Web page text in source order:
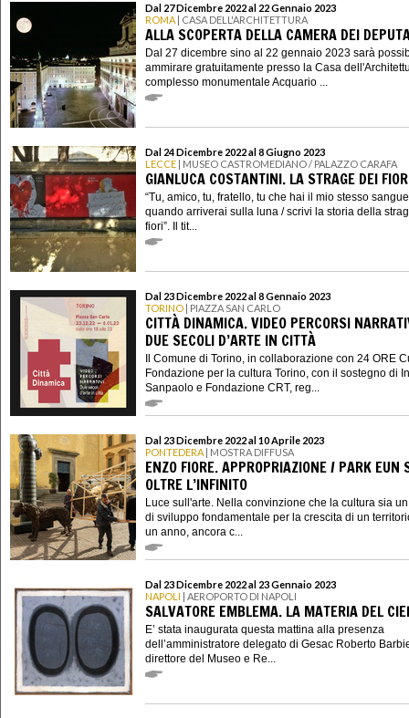
Dal 27 Dicembre 2022 al 22 Gennaio 2023
ROMA | CASA DELL'ARCHITETTURA
ALLA SCOPERTA DELLA CAMERA DEI
Dal 27 dicembre sino al 22 gennaio 2023 sarà
ammirare gratuitamente presso la Casa
complesso monumentale Acquario ...
Dal 24 Dicembre 2022 al 8 Giugno 2023
LECCE | MUSEO CASTROMEDIANO / PALAZZO CARAFA
GIANLUCA COSTANTINI. LA STRAGE DEI
“Tu, amico, tu, fratello, tu che hai il mio stesso
quando arriverai sulla luna / scrivi la storia della
fiori”. Il tit...
Dal 23 Dicembre 2022 al 8 Gennaio 2023
TORINO | PIAZZA SAN CARLO
CITTÀ DINAMICA. VIDEO PERCORSI
DUE SECOLI D’ARTE IN CITTÀ
Il Comune di Torino, in collaborazione con 24 ORE
Fondazione per la cultura Torino, con il sostegno di
Sanpaolo e Fondazione CRT, reg...
Dal 23 Dicembre 2022 al 10 Aprile 2023
PONTEDERA | MOSTRA DIFFUSA
ENZO FIORE. APPROPRIAZIONE / PARK EUN
OLTRE L’INFINITO
Luce sull'arte. Nella convinzione che la cultura sia
di sviluppo fondamentale per la crescita di un
un anno, ancora c...
Dal 23 Dicembre 2022 al 23 Gennaio 2023
NAPOLI | AEROPORTO DI NAPOLI
SALVATORE EMBLEMA. LA MATERIA DEL
E’ stata inaugurata questa mattina alla presenza
dell’amministratore delegato di Gesac Roberto
direttore del Museo e Re...